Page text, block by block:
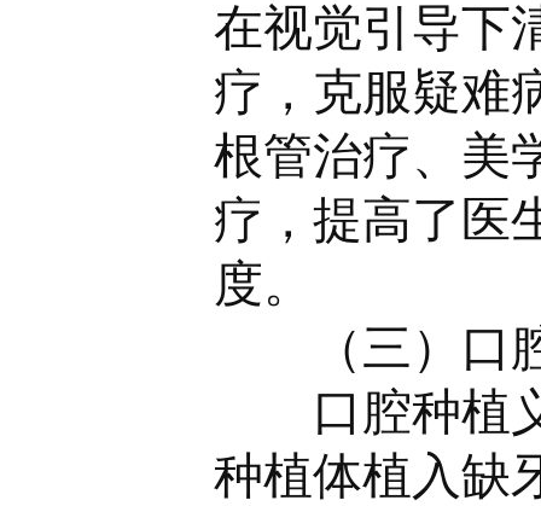
在视觉引导下
疗，克服疑难
根管治疗、美
疗，提高了医
度。
（三）
口腔种植
种植体植入缺